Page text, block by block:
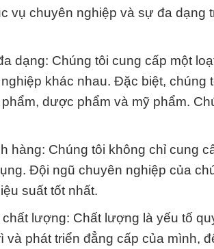
vụ chuyên nghiệp và sự đa dạng
dạng: Chúng tôi cung cấp một
khác nhau. Đặc biệt,
dược phẩm và mỹ phẩm.
hàng: Chúng tôi không chỉ cung
Đội ngũ chuyên nghiệp của
suất tốt nhất.
lượng: Chất lượng là yếu tố
và phát triển đẳng cấp của mình,